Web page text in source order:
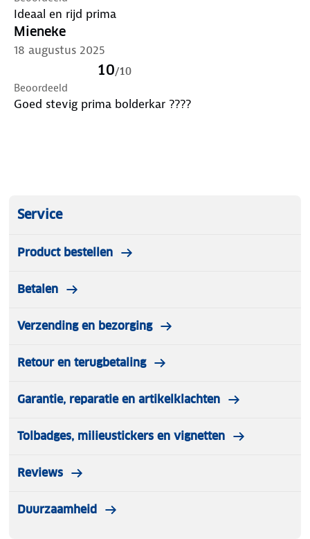
Ideaal en rijd prima
Mieneke
18 augustus 2025
10/10
Beoordeeld
Goed stevig prima bolderkar ????
Service
Product bestellen
Betalen
Verzending en bezorging
Retour en terugbetaling
Garantie, reparatie en artikelklachten
Tolbadges, milieustickers en vignetten
Reviews
Duurzaamheid